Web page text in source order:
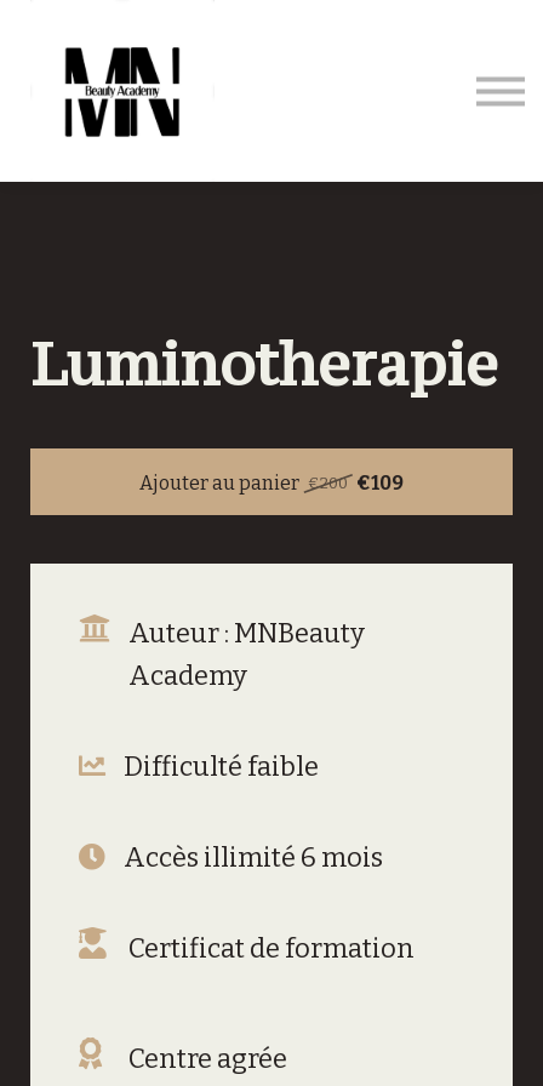
Luminotherapie
Ajouter au panier €200 €109
Auteur : MNBeauty
Academy
Difficulté faible
Accès illimité 6 mois
Certificat de formation
Centre agrée